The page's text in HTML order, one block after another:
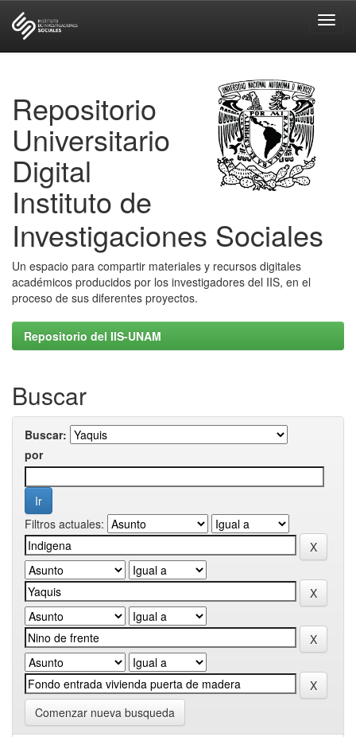
Repositorio
Universitario
Digital
Instituto de
Investigaciones Sociales
Un espacio para compartir materiales y recursos digitales
académicos producidos por los investigadores del IIS, en el
proceso de sus diferentes proyectos.
Repositorio del IIS-UNAM
Buscar
Buscar:
por
Filtros actuales:
Comenzar nueva busqueda